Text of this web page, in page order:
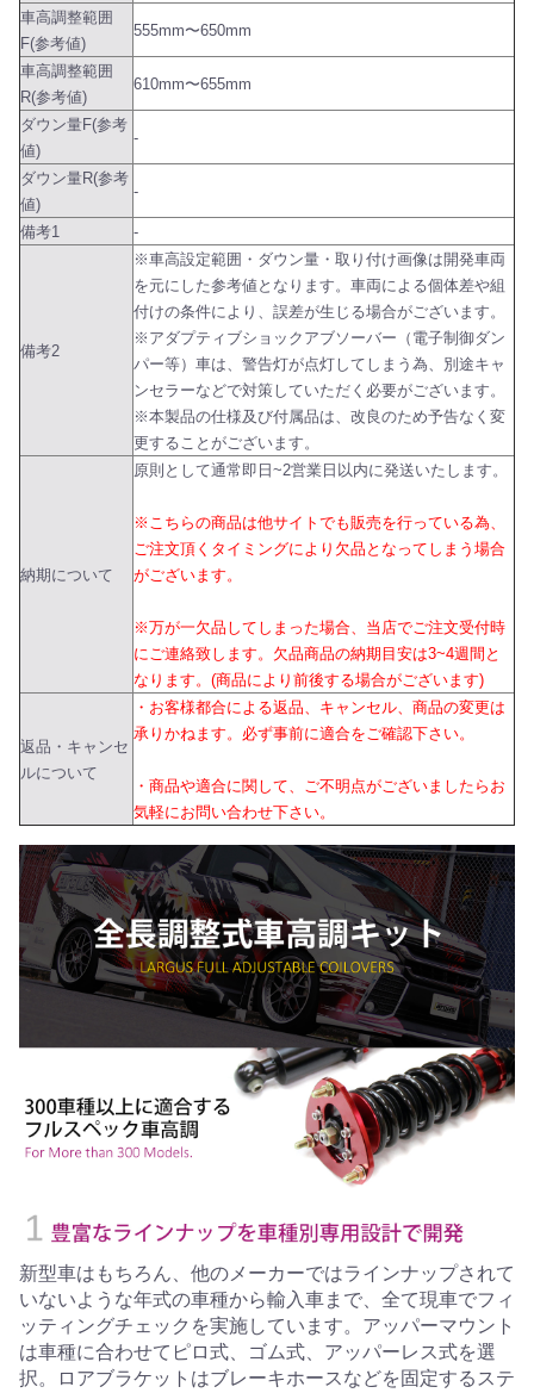
車高調整範囲
F(参考値)
555mm〜650mm
車高調整範囲
R(参考値)
610mm〜655mm
ダウン量F(参考
値)
-
ダウン量R(参考
値)
-
備考1 -
備考2
※車高設定範囲・ダウン量・取り付け画像は開発車両
を元にした参考値となります。車両による個体差や組
付けの条件により、誤差が生じる場合がございます。
※アダプティブショックアブソーバー（電子制御ダン
パー等）車は、警告灯が点灯してしまう為、別途キャ
ンセラーなどで対策していただく必要がございます。
※本製品の仕様及び付属品は、改良のため予告なく変
更することがございます。
納期について
原則として通常即日~2営業日以内に発送いたします。
※こちらの商品は他サイトでも販売を行っている為、
ご注文頂くタイミングにより欠品となってしまう場合
がございます。
※万が一欠品してしまった場合、当店でご注文受付時
にご連絡致します。欠品商品の納期目安は3~4週間と
なります。(商品により前後する場合がございます)
返品・キャンセ
ルについて
・お客様都合による返品、キャンセル、商品の変更は
承りかねます。必ず事前に適合をご確認下さい。
・商品や適合に関して、ご不明点がございましたらお
気軽にお問い合わせ下さい。
新型車はもちろん、他のメーカーではラインナップされて
いないような年式の車種から輸入車まで、全て現車でフィ
ッティングチェックを実施しています。アッパーマウント
は車種に合わせてピロ式、ゴム式、アッパーレス式を選
択。ロアブラケットはブレーキホースなどを固定するステ